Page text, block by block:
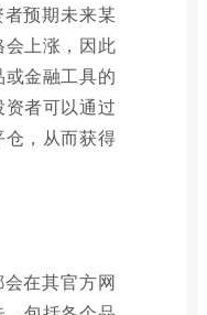
预期未来某
上涨，因此
金融工具的
者可以通过
，从而获得
在其官方网